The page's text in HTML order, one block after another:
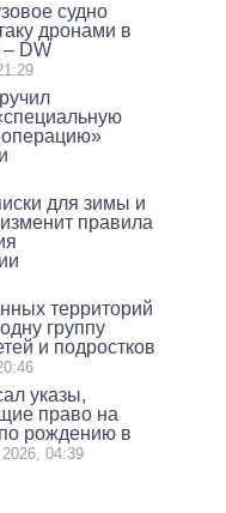
судно
дронами в
DW
для зимы и
правила
территорий
группу
и подростков
указы,
право на
рождению в
2026, 04:39